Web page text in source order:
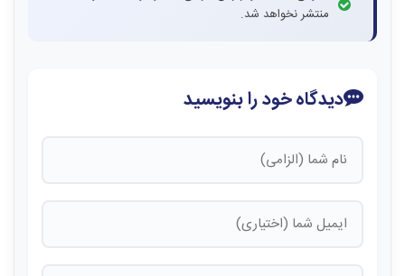
منتشر نخواهد شد.
دیدگاه خود را بنویسید